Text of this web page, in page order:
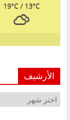
19°C/ 13°C
الأرشيف
الأرشيف